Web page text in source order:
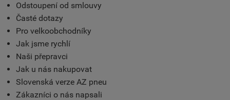
Odstoupení od smlouvy
Časté dotazy
Pro velkoobchodníky
Jak jsme rychlí
Naši přepravci
Jak u nás nakupovat
Slovenská verze AZ pneu
Zákazníci o nás napsali